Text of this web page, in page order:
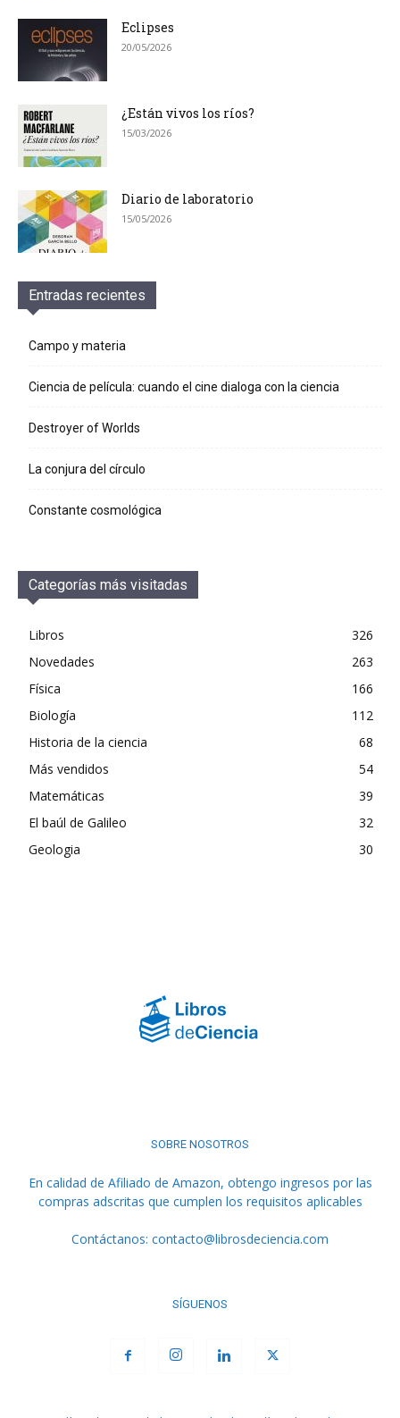
Eclipses
20/05/2026
¿Están vivos los ríos?
15/03/2026
Diario de laboratorio
15/05/2026
Entradas recientes
Campo y materia
Ciencia de película: cuando el cine dialoga con la ciencia
Destroyer of Worlds
La conjura del círculo
Constante cosmológica
Categorías más visitadas
Libros
326
Novedades
263
Física
166
Biología
112
Historia de la ciencia
68
Más vendidos
54
Matemáticas
39
El baúl de Galileo
32
Geologia
30
SOBRE NOSOTROS
En calidad de Afiliado de Amazon, obtengo ingresos por las
compras adscritas que cumplen los requisitos aplicables
Contáctanos: contacto@librosdeciencia.com
SÍGUENOS